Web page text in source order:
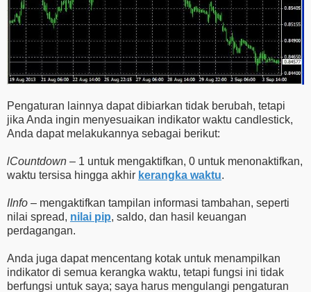
Pengaturan lainnya dapat dibiarkan tidak berubah, tetapi
jika Anda ingin menyesuaikan indikator waktu candlestick,
Anda dapat melakukannya sebagai berikut:
lCountdown – 1 untuk mengaktifkan, 0 untuk menonaktifkan,
waktu tersisa hingga akhir kerangka waktu.
IInfo – mengaktifkan tampilan informasi tambahan, seperti
nilai spread, nilai pip, saldo, dan hasil keuangan
perdagangan.
Anda juga dapat mencentang kotak untuk menampilkan
indikator di semua kerangka waktu, tetapi fungsi ini tidak
berfungsi untuk saya; saya harus mengulangi pengaturan